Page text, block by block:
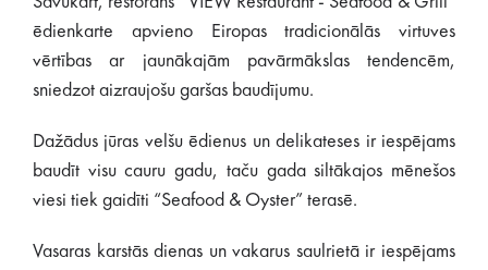
ēdienkarte apvieno Eiropas tradicionālās virtuves
vērtības ar jaunākajām pavārmākslas tendencēm,
sniedzot aizraujošu garšas baudījumu.
Dažādus jūras velšu ēdienus un delikateses ir iespējams
baudīt visu cauru gadu, taču gada siltākajos mēnešos
viesi tiek gaidīti “Seafood & Oyster” terasē.
Vasaras karstās dienas un vakarus saulrietā ir iespējams